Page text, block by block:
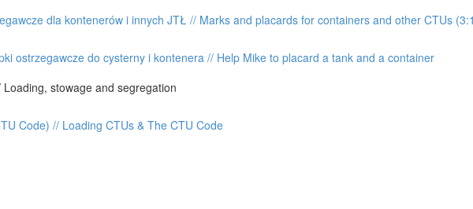
dla kontenerów i innych JTŁ // Marks and placards for containers and other CTUs
ostrzegawcze do cysterny i kontenera // Help Mike to placard a tank and a container
stowage and segregation
Code) // Loading CTUs & The CTU Code